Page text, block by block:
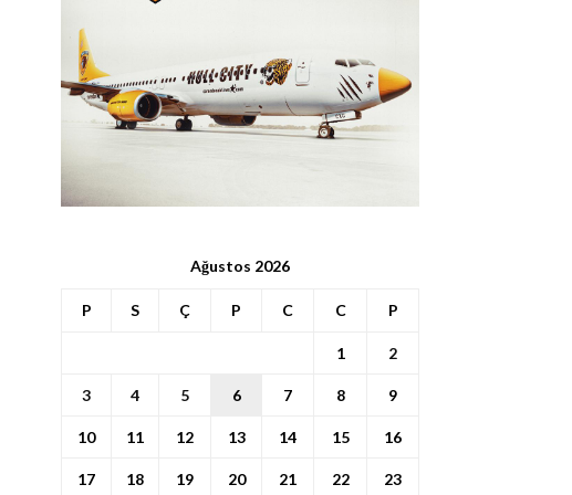
Ağustos 2026
P S Ç P C C P
1 2
3 4 5 6 7 8 9
10 11 12 13 14 15 16
17 18 19 20 21 22 23